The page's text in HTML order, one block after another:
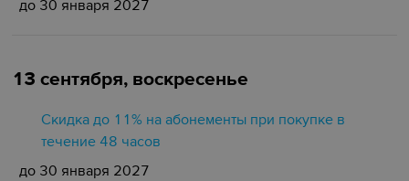
до 30 января 2027
13 сентября, воскресенье
Скидка до 11% на абонементы при покупке в
течение 48 часов
до 30 января 2027